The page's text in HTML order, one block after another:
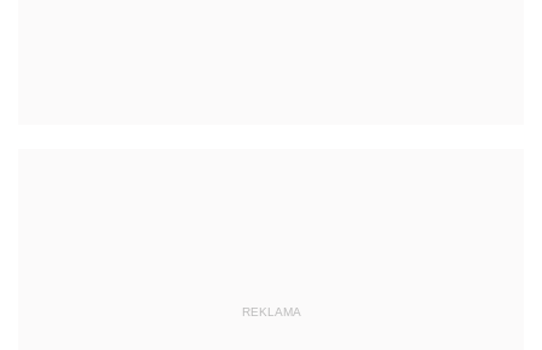
REKLAMA